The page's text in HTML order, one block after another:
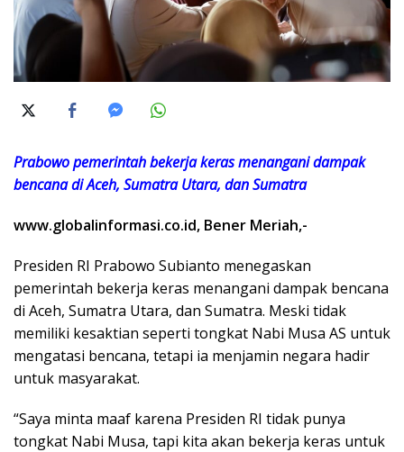
Prabowo pemerintah bekerja keras menangani dampak
bencana di Aceh, Sumatra Utara, dan Sumatra
www.globalinformasi.co.id, Bener Meriah,-
Presiden RI Prabowo Subianto menegaskan
pemerintah bekerja keras menangani dampak bencana
di Aceh, Sumatra Utara, dan Sumatra. Meski tidak
memiliki kesaktian seperti tongkat Nabi Musa AS untuk
mengatasi bencana, tetapi ia menjamin negara hadir
untuk masyarakat.
“Saya minta maaf karena Presiden RI tidak punya
tongkat Nabi Musa, tapi kita akan bekerja keras untuk